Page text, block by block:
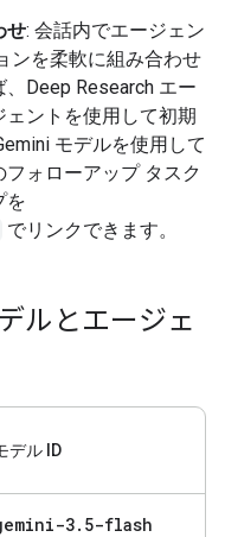
せ: 会話内でエージェン
ンを柔軟に組み合わせ
Deep Research エー
ントを使用して初期
モデルを使用して
ォローアップ タスク
を
でリンクできます。
ルとエージェ
デル ID
3. 5-flash